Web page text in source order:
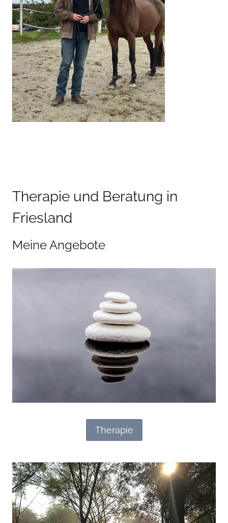
Therapie und Beratung in
Friesland
Meine Angebote
Therapie